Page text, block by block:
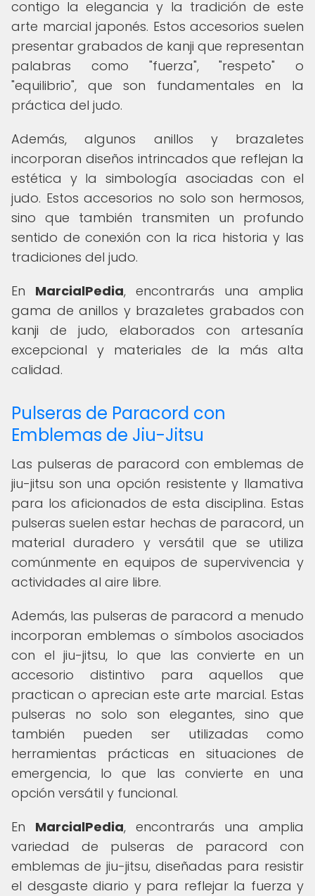
contigo la elegancia y la tradición de este
arte marcial japonés. Estos accesorios suelen
presentar grabados de kanji que representan
palabras como "fuerza", "respeto" o
"equilibrio", que son fundamentales en la
práctica del judo.
Además, algunos anillos y brazaletes
incorporan diseños intrincados que reflejan la
estética y la simbología asociadas con el
judo. Estos accesorios no solo son hermosos,
sino que también transmiten un profundo
sentido de conexión con la rica historia y las
tradiciones del judo.
En MarcialPedia, encontrarás una amplia
gama de anillos y brazaletes grabados con
kanji de judo, elaborados con artesanía
excepcional y materiales de la más alta
calidad.
Pulseras de Paracord con
Emblemas de Jiu-Jitsu
Las pulseras de paracord con emblemas de
jiu-jitsu son una opción resistente y llamativa
para los aficionados de esta disciplina. Estas
pulseras suelen estar hechas de paracord, un
material duradero y versátil que se utiliza
comúnmente en equipos de supervivencia y
actividades al aire libre.
Además, las pulseras de paracord a menudo
incorporan emblemas o símbolos asociados
con el jiu-jitsu, lo que las convierte en un
accesorio distintivo para aquellos que
practican o aprecian este arte marcial. Estas
pulseras no solo son elegantes, sino que
también pueden ser utilizadas como
herramientas prácticas en situaciones de
emergencia, lo que las convierte en una
opción versátil y funcional.
En MarcialPedia, encontrarás una amplia
variedad de pulseras de paracord con
emblemas de jiu-jitsu, diseñadas para resistir
el desgaste diario y para reflejar la fuerza y